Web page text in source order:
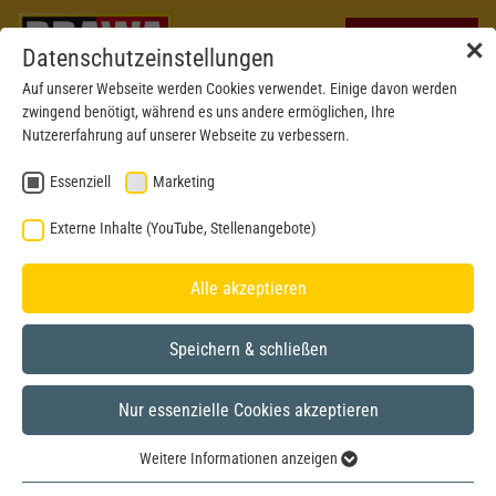
BRAWA MUSEUM
Model year 2017
✕
Datenschutzeinstellungen
Auf unserer Webseite werden Cookies verwendet. Einige davon werden
zwingend benötigt, während es uns andere ermöglichen, Ihre
Nutzererfahrung auf unserer Webseite zu verbessern.
Essenziell Marketing
Externe Inhalte (YouTube, Stellenangebote)
Alle akzeptieren
Speichern & schließen
Nur essenzielle Cookies akzeptieren
Weitere Informationen anzeigen